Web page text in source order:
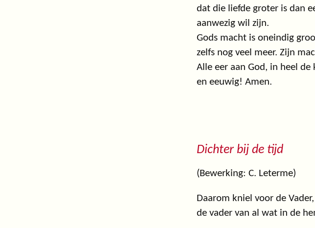
dat die liefde groter is dan
aanwezig wil zijn.
Gods macht is oneindig
zelfs nog veel meer. Zijn
Alle eer aan God, in heel de
en eeuwig! Amen.
Dichter bij de tijd
(Bewerking: C. Leterme)
Daarom kniel voor de Vader,
de vader van al wat in de